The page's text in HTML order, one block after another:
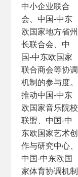
中小企业联合
会、中国-中东
欧国家地方省州
长联合会、中
国-中东欧国家
联合商会等协调
机制的参与度。
推动中国-中东
欧国家音乐院校
联盟、中国-中
东欧国家艺术创
作与研究中心、
中国-中东欧国
家体育协调机制